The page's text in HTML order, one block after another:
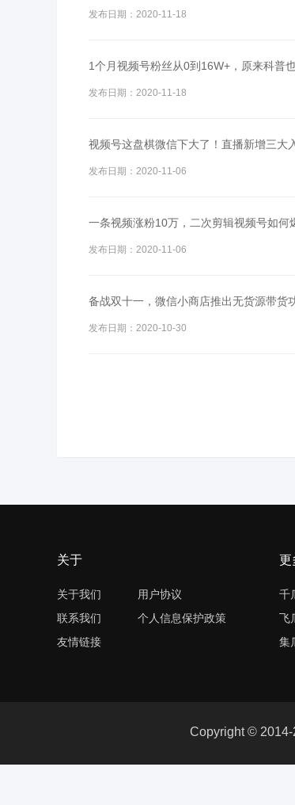
发布日期：2020-11-18
1个月视频号粉丝从0到16W+，原来科普
发布日期：2020-11-18
视频号这盘棋微信下大了！直播新增三
发布日期：2020-11-06
一条视频涨粉10万，二次剪辑视频号如何
发布日期：2020-11-06
备战双十一，微信小商店推出无货源带货
发布日期：2020-10-30
关于
关于我们
联系我们
友情链接
用户协议
个人信息保护政策
更
千
飞
集
Copyright © 2014-